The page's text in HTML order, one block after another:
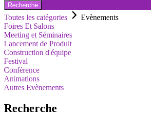
Recherche
Toutes les catégories
Evènements
Foires Et Salons
Meeting et Séminaires
Lancement de Produit
Construction d'équipe
Festival
Conférence
Animations
Autres Evènements
Recherche